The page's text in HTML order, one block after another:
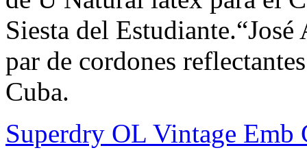
Siesta del
par de cordones
Cuba.
Superdry OL Vintage Emb